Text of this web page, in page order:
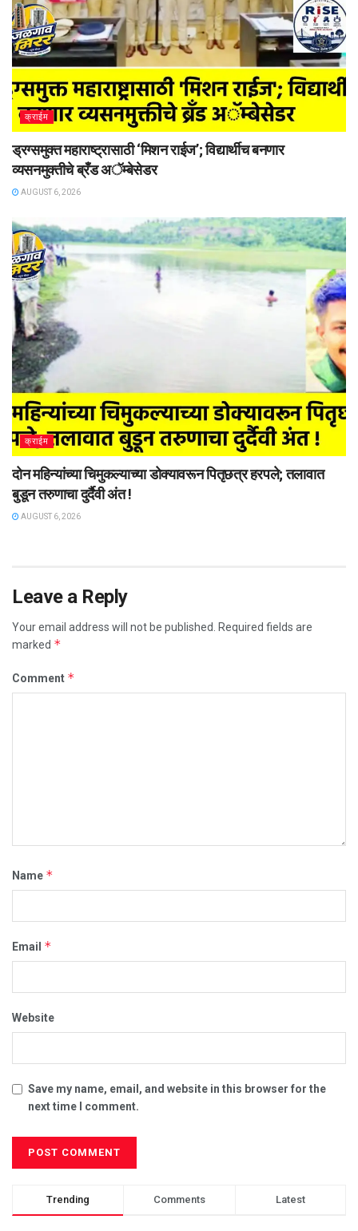
क्राईम
ड्रग्समुक्त महाराष्ट्रासाठी ‘मिशन राईज’; विद्यार्थीच बनणार
व्यसनमुक्तीचे ब्रँड अॅम्बेसेडर
AUGUST 6, 2026
क्राईम
दोन महिन्यांच्या चिमुकल्याच्या डोक्यावरून पितृछत्र हरपले; तलावात
बुडून तरुणाचा दुर्दैवी अंत !
AUGUST 6, 2026
Leave a Reply
Your email address will not be published.
Required fields are
marked *
Comment *
Name *
Email *
Website
Save my name, email, and website in this browser for the
next time I comment.
Trending Comments Latest